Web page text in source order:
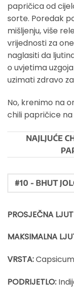
papričica od
sorte. Poredak
mišljenju, više
vrijednosti za
naglasiti da
o uvjetima
uzimati zdravo
No, krenimo na
chili papričice na
NAJLJUĆE
#10 - BHUT
PROSJEČNA
MAKSIMALNA
VRSTA:
PODRIJETLO: